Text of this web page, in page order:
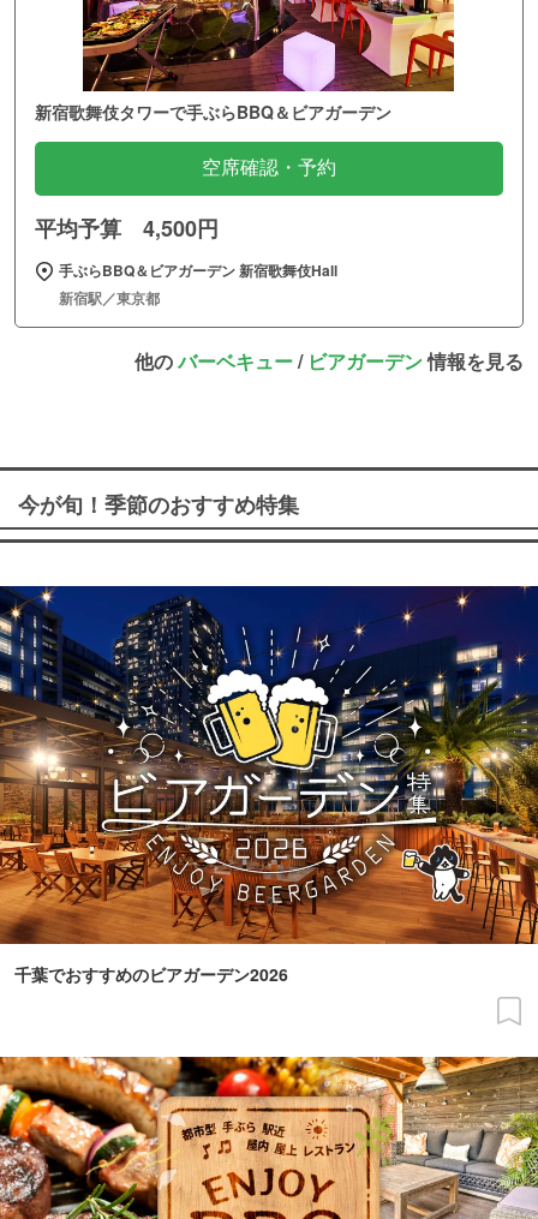
新宿歌舞伎タワーで手ぶらBBQ＆ビアガーデン
空席確認・予約
平均予算 4,500円
手ぶらBBQ＆ビアガーデン 新宿歌舞伎Hall
新宿駅／東京都
他のバーベキュー/ ビアガーデン情報を見る
今が旬！季節のおすすめ特集
千葉でおすすめのビアガーデン2026